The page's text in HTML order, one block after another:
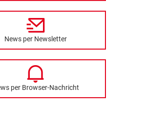
News per Newsletter
per Browser-Nachricht